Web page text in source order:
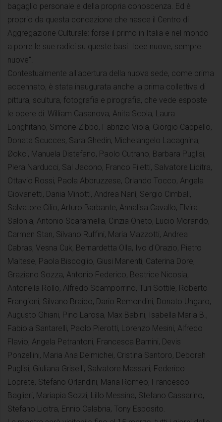
bagaglio personale e della propria conoscenza. Ed è
proprio da questa concezione che nasce il Centro di
Aggregazione Culturale: forse il primo in Italia e nel mondo
a porre le sue radici su queste basi. Idee nuove, sempre
nuove".
Contestualmente all'apertura della nuova sede, come prima
accennato, è stata inaugurata anche la prima collettiva di
pittura, scultura, fotografia e pirografia, che vede esposte
le opere di: William Casanova, Anita Scola, Laura
Longhitano, Simone Zibbo, Fabrizio Viola, Giorgio Cappello,
Donata Scucces, Sara Ghedin, Michelangelo Lacagnina,
Øokci, Manuela Distefano, Paolo Cutrano, Barbara Puglisi,
Piera Narducci, Sal Jacono, Franco Filetti, Salvatore Licitra,
Ottavio Rossi, Paola Abbruzzese, Orlando Tocco, Angela
Giovanetti, Dania Minotti, Andrea Nanì, Sergio Cimbali,
Salvatore Cilio, Arturo Barbante, Annalisa Cavallo, Elvira
Salonia, Antonio Scaramella, Cinzia Oneto, Lucio Morando,
Carmen Stan, Silvano Ruffini, Maria Mazzotti, Andrea
Cabras, Vesna Cuk, Bernardetta Olla, Ivo d'Orazio, Pietro
Maltese, Paola Biscoglio, Giusi Manenti, Caterina Dore,
Graziano Sozza, Antonio Federico, Beatrice Nicosia,
Antonella Rollo, Alfredo Scamporrino, Turi Sottile, Roberto
Frangioni, Silvano Braido, Dario Remondini, Donato Ungaro,
Augusto Ghiani, Pino Larosa, Max Babini, Isabella Maria B.,
Fabiola Santarelli, Paolo Pierotti, Lorenzo Mesini, Alfredo
Flavio, Angela Petrantoni, Francesca Barnini, Devis
Ponzellini, Maria Ana Deimichei, Cristina Santoro, Deborah
Puglisi, Giuliana Griselli, Salvatore Massari, Federico
Loprete, Stefano Orlandini, Maria Romeo, Francesco
Baglieri, Mariapia Sozzi, Lillo Messina, Stefano Cassarino,
Stefano Licitra, Ennio Calabria, Tony Esposito.